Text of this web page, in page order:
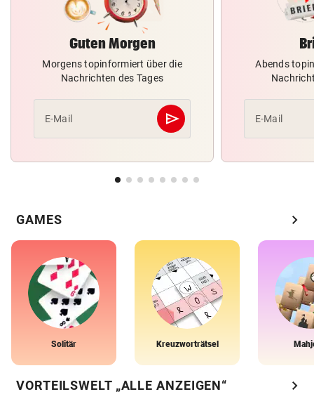
Guten Morgen
Morgens topinformiert über die
Nachrichten des Tages
E-Mail send
Abschicken
Abends
E-Mail
GAMES chevron_right
Solitär Kreuzworträtsel
VORTEILSWELT „ALLE ANZEIGEN“ chevron_right